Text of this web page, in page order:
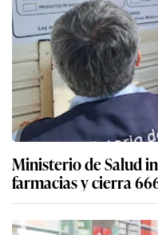
Ministerio de Salud
farmacias y cierra